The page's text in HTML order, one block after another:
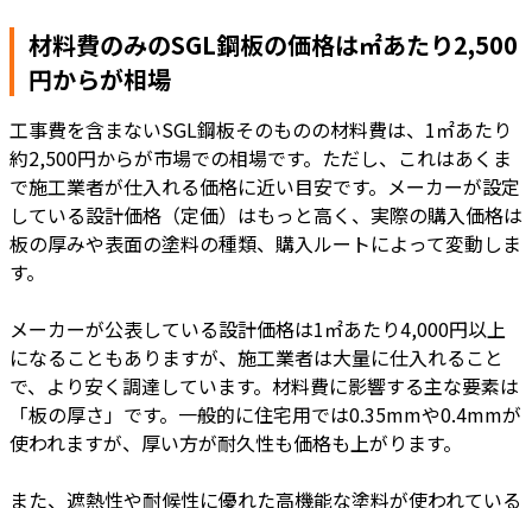
材料費のみのSGL鋼板の価格は㎡あたり2,500
円からが相場
工事費を含まないSGL鋼板そのものの材料費は、1㎡あたり
約2,500円からが市場での相場です。ただし、これはあくま
で施工業者が仕入れる価格に近い目安です。メーカーが設定
している設計価格（定価）はもっと高く、実際の購入価格は
板の厚みや表面の塗料の種類、購入ルートによって変動しま
す。
メーカーが公表している設計価格は1㎡あたり4,000円以上
になることもありますが、施工業者は大量に仕入れること
で、より安く調達しています。材料費に影響する主な要素は
「板の厚さ」です。一般的に住宅用では0.35mmや0.4mmが
使われますが、厚い方が耐久性も価格も上がります。
また、遮熱性や耐候性に優れた高機能な塗料が使われている